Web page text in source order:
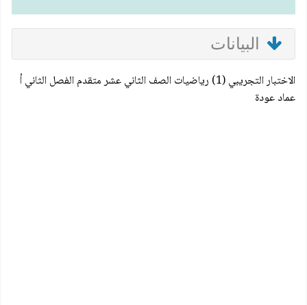
البيانات
الاختبار التجريبي (1) رياضيات الصف الثاني عشر متقدم الفصل الثاني أ
عماد عودة